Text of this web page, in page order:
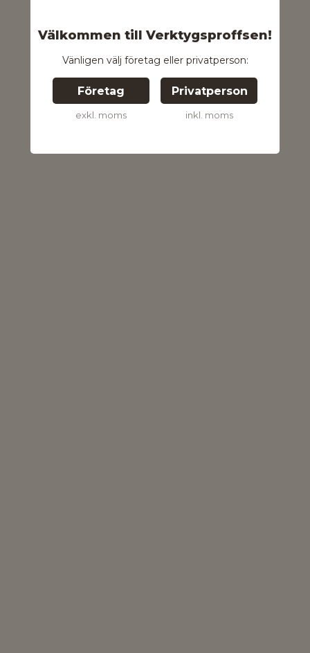
Välkommen till Verktygsproffsen!
Vänligen välj företag eller privatperson:
Företag
exkl. moms
Privatperson
inkl. moms